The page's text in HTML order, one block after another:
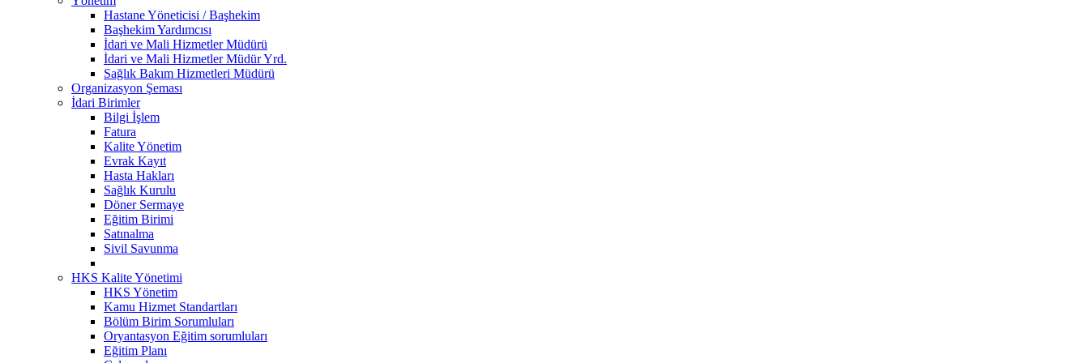
Hastane Yöneticisi / Başhekim
Başhekim Yardımcısı
İdari ve Mali Hizmetler Müdürü
İdari ve Mali Hizmetler Müdür Yrd.
Sağlık Bakım Hizmetleri Müdürü
Organizasyon Şeması
İdari Birimler
Bilgi İşlem
Fatura
Kalite Yönetim
Evrak Kayıt
Hasta Hakları
Sağlık Kurulu
Döner Sermaye
Eğitim Birimi
Satınalma
Sivil Savunma
HKS Kalite Yönetimi
HKS Yönetim
Kamu Hizmet Standartları
Bölüm Birim Sorumluları
Oryantasyon Eğitim sorumluları
Eğitim Planı